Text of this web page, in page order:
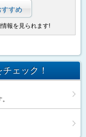
すめ
報を見られます!
ェック！